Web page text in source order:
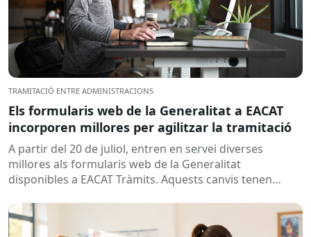
TRAMITACIÓ ENTRE ADMINISTRACIONS
Els formularis web de la Generalitat a EACAT
incorporen millores per agilitzar la tramitació
A partir del 20 de juliol, entren en servei diverses
millores als formularis web de la Generalitat
disponibles a EACAT Tràmits. Aquests canvis tenen